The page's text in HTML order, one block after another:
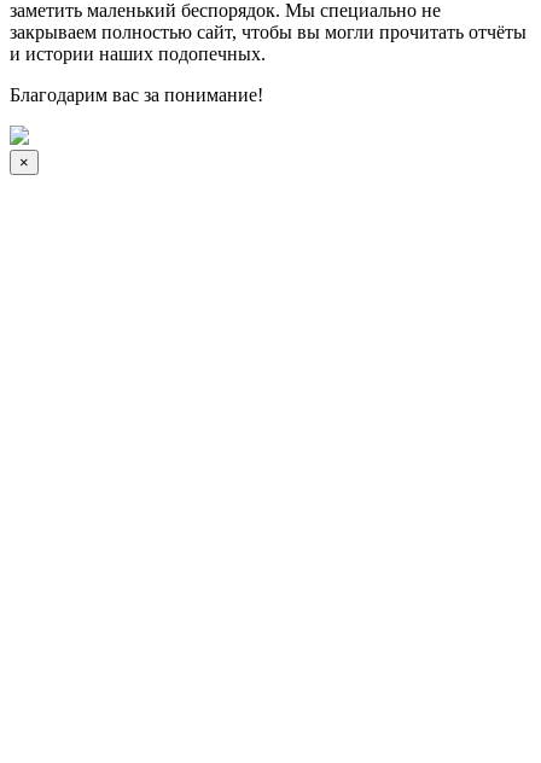
заметить маленький беспорядок. Мы специально не
закрываем полностью сайт, чтобы вы могли прочитать отчёты
и истории наших подопечных.
Благодарим вас за понимание!
×